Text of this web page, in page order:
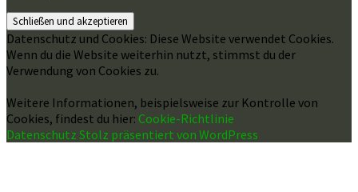
Datenschutz und Cookies: Diese Website verwendet Cookies.
Wenn du die Website weiterhin nutzt, stimmst du der
Verwendung von Cookies zu.
Weitere Informationen, beispielsweise zur Kontrolle von
Cookies, findest du hier: Cookie-Richtlinie
Datenschutz Stolz präsentiert von WordPress